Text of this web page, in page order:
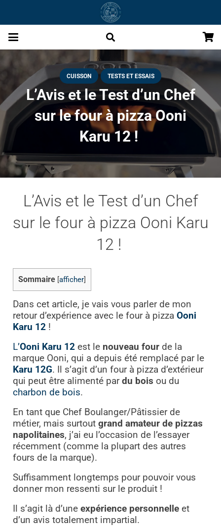
CUISSON TESTS ET ESSAIS
L’Avis et le Test d’un Chef
sur le four à pizza Ooni
Karu 12 !
L’Avis et le Test d’un Chef
sur le four à pizza Ooni Karu
12 !
Sommaire afficher]
Dans cet article, je vais vous parler de mon
retour d’expérience avec le four à pizza Ooni
Karu 12!
L’Ooni Karu 12est lenouveau fourde la
marque Ooni, qui a depuis été remplacé par le
Karu 12G. Il s’agit d’un four à pizza d’extérieur
qui peut être alimenté pardu bois ou du
charbon de bois.
En tant que Chef Boulanger/Pâtissier de
métier, mais surtout grand amateur de pizzas
napolitaines, j’ai eu l’occasion de l’essayer
récemment (comme la plupart des autres
fours de la marque).
Suffisamment longtemps pour pouvoir vous
donner mon ressenti sur le produit !
Il s’agit là d’une expérience personnelle et
d’un avis totalement impartial.